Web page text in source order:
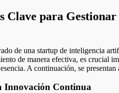
Clave para
de manera efectiva, es crucial
A continuación, se
Innovación Continua